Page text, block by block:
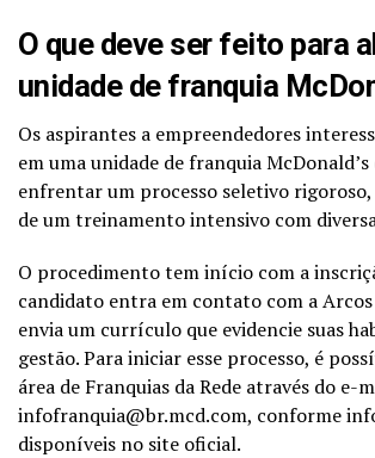
O que deve ser feito para
unidade de franquia
Os aspirantes a empreendedores
em uma unidade de franquia McDonald’s
enfrentar um processo seletivo
de um treinamento intensivo com
O procedimento tem início com a
candidato entra em contato com a Arcos
envia um currículo que evidencie suas
gestão. Para iniciar esse processo, é
área de Franquias da Rede através do e-
infofranquia@br.mcd.com, conforme
disponíveis no site oficial.